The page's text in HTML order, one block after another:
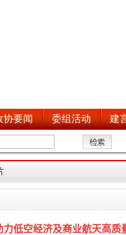
力低空经济及商业航天高